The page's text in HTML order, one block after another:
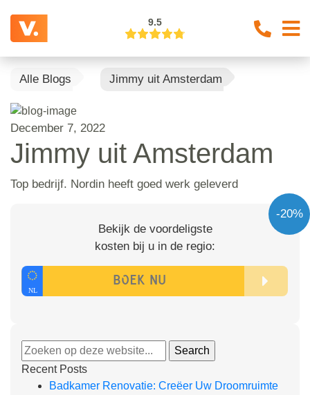
9.5
Alle Blogs Jimmy uit Amsterdam
December 7, 2022
Jimmy uit Amsterdam
Top bedrijf. Nordin heeft goed werk geleverd
-20%
Bekijk de voordeligste
kosten bij u in de regio:
Recent Posts
Badkamer Renovatie: Creëer Uw Droomruimte